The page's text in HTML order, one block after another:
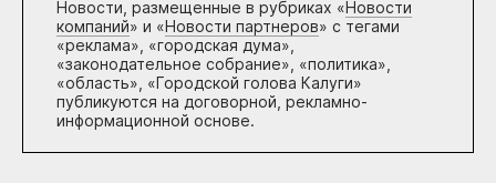
Новости, размещенные в рубриках «Новости
компаний» и «Новости партнеров» с тегами
«реклама», «городская дума»,
«законодательное собрание», «политика»,
«область», «Городской голова Калуги»
публикуются на договорной, рекламно-
информационной основе.